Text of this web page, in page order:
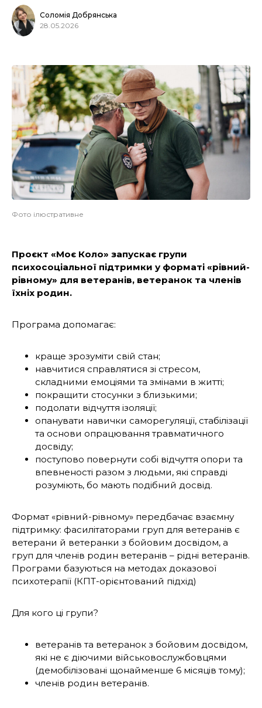
Соломія Добрянська
28.05.2026
Фото ілюстративне
Проєкт «Моє Коло» запускає групи
психосоціальної підтримки у форматі «рівний-
рівному» для ветеранів, ветеранок та членів
їхніх родин.
Програма допомагає:
краще зрозуміти свій стан;
навчитися справлятися зі стресом,
складними емоціями та змінами в житті;
покращити стосунки з близькими;
подолати відчуття ізоляції;
опанувати навички саморегуляції, стабілізації
та основи опрацювання травматичного
досвіду;
поступово повернути собі відчуття опори та
впевненості разом з людьми, які справді
розуміють, бо мають подібний досвід.
Формат «рівний-рівному» передбачає взаємну
підтримку: фасилітаторами груп для ветеранів є
ветерани й ветеранки з бойовим досвідом, а
груп для членів родин ветеранів – рідні ветеранів.
Програми базуються на методах доказової
психотерапії (КПТ-орієнтований підхід)
Для кого ці групи?
ветеранів та ветеранок з бойовим досвідом,
які не є діючими військовослужбовцями
(демобілізовані щонайменше 6 місяців тому);
членів родин ветеранів.